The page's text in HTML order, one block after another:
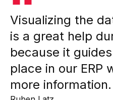
Visualizing the
is a great help
because it
place in our ERP
more information.